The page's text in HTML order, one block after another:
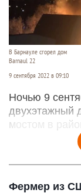
В Барнауле сгорел дом
Barnaul 22
9 сентября 2022 в 09:10
Ночью 9
двухэтажный
мостом в
Фермер из